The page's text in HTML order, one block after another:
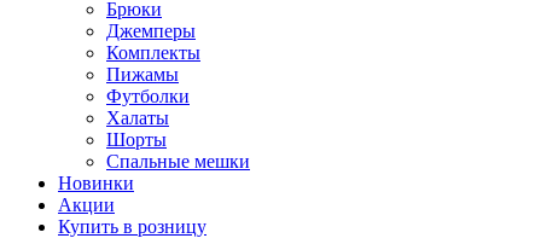
Брюки
Джемперы
Комплекты
Пижамы
Футболки
Халаты
Шорты
Спальные мешки
Новинки
Акции
Купить в розницу